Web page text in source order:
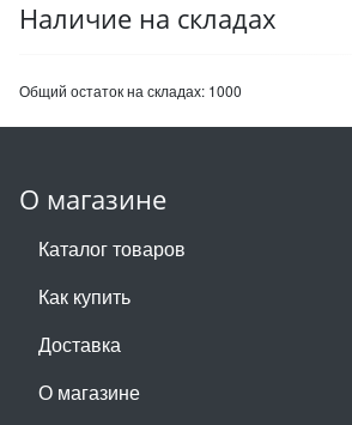
Наличие на складах
Общий остаток на складах: 1000
О магазине
Каталог товаров
Как купить
Доставка
О магазине